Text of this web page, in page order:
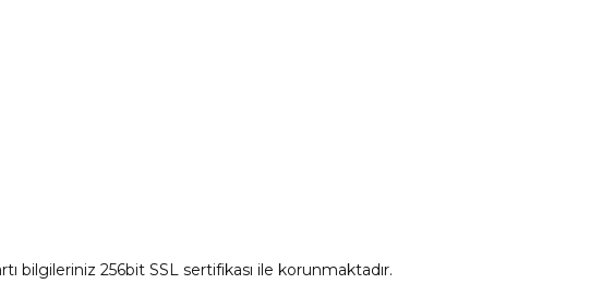
bilgileriniz 256bit SSL sertifikası ile korunmaktadır.